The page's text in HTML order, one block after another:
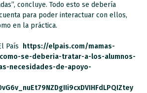
concluye. Todo esto se debería
para poder interactuar con ellos,
en la práctica.
País
https://elpais.com/mamas-
se-deberia-tratar-a-los-alumnos-
necesidades-de-apoyo-